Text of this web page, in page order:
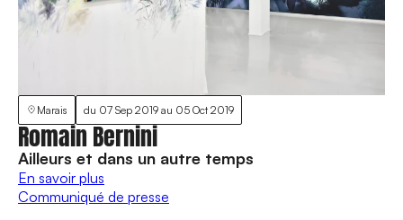
Marais du 07 Sep 2019 au 05 Oct 2019
Romain Bernini
Ailleurs et dans un autre temps
En savoir plus
Communiqué de presse